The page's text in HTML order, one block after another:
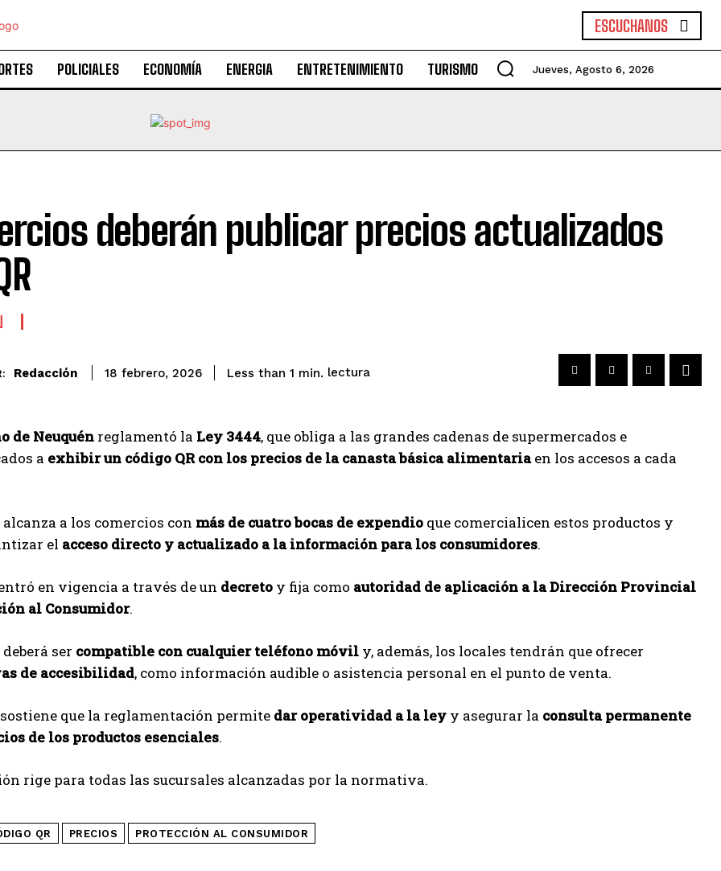
ESCUCHANOS
POLICIALES ECONOMÍA ENERGIA ENTRETENIMIENTO TURISMO Jueves, Agosto 6, 2026
deberán publicar precios actualizados
Redacción 18 febrero, 2026 Less than 1 min. lectura
de Neuquén reglamentó la Ley 3444, que obliga a las grandes cadenas de supermercados e
a exhibir un código QR con los precios de la canasta básica alimentariaen los accesos a cada
a los comercios con más de cuatro bocas de expendio que comercialicen estos productos y
el acceso directo y actualizado a la información para los consumidores.
en vigencia a través de un decreto y fija como autoridad de aplicación a la Dirección Provincial
al Consumidor.
ser compatible con cualquier teléfono móvil y, además, los locales tendrán que ofrecer
de accesibilidad, como información audible o asistencia personal en el punto de venta.
que la reglamentación permite dar operatividad a la ley y asegurar la consulta permanente
de los productos esenciales.
rige para todas las sucursales alcanzadas por la normativa.
QR PRECIOS PROTECCIÓN AL CONSUMIDOR